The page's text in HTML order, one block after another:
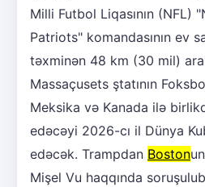
Milli Futbol Liqasının (NFL)
Patriots" komandasının ev
təxminən 48 km (30 mil)
Massaçusets ştatının
Meksika və Kanada ilə
edəcəyi 2026-cı il Dünya
edəcək. Trampdan Boston
Mişel Vu haqqında